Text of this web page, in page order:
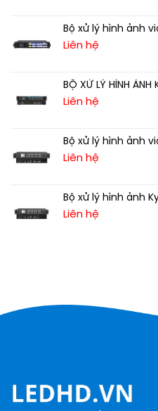
Bộ xử lý hình ảnh
Liên hệ
BỘ XỬ LÝ HÌNH ẢNH
Liên hệ
Bộ xử lý hình ảnh
Liên hệ
Bộ xử lý hình ảnh
Liên hệ